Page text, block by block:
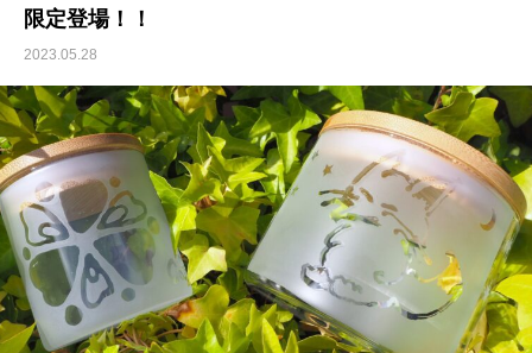
限定登場！！
2023.05.28